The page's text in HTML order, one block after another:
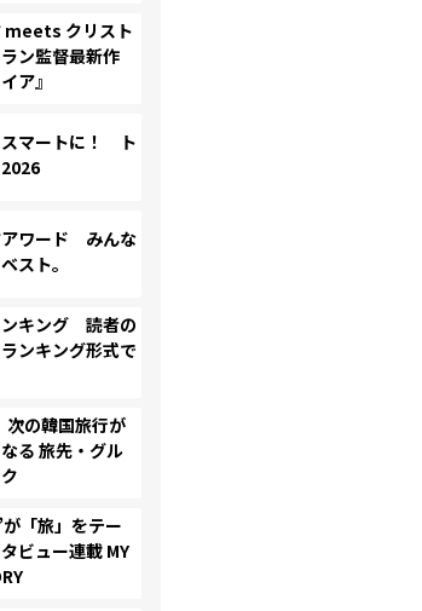
meets クリスト
ン監督最新作
ア』
マートに！ ト
アワード みんな
スト。
ンキング 読者の
ンキング形式で
の韓国旅行が
る 旅先・グル
「旅」をテー
ビュー連載 MY